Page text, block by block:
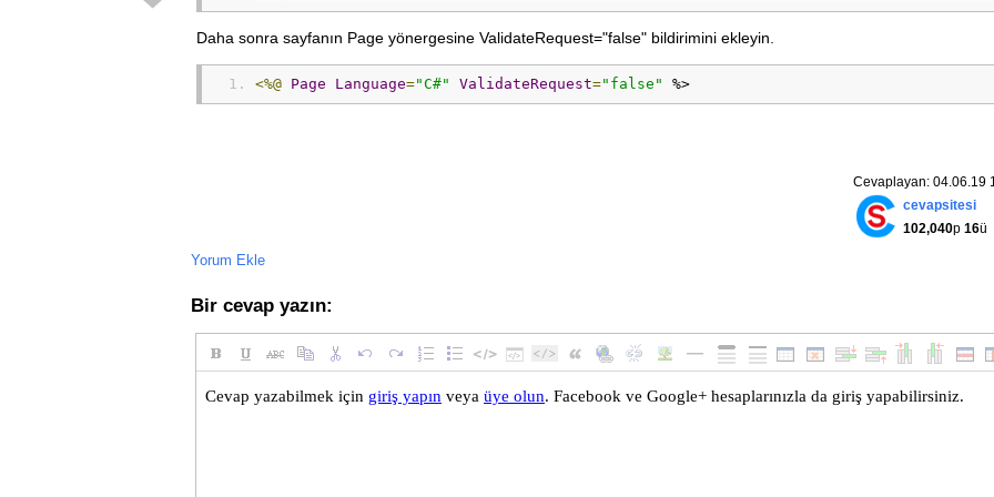
Daha sonra sayfanın Page yönergesine ValidateRequest="false" bildirimini ekleyin.
<%@ Page Language="C#" ValidateRequest="false" %>
Cevaplayan: 04.06.19
cevapsitesi
102,040p 16ü
Yorum Ekle
Bir cevap yazın: